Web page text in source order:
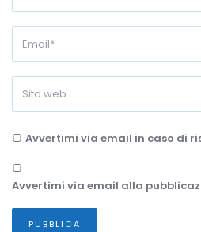
Avvertimi via email in caso di
Avvertimi via email alla